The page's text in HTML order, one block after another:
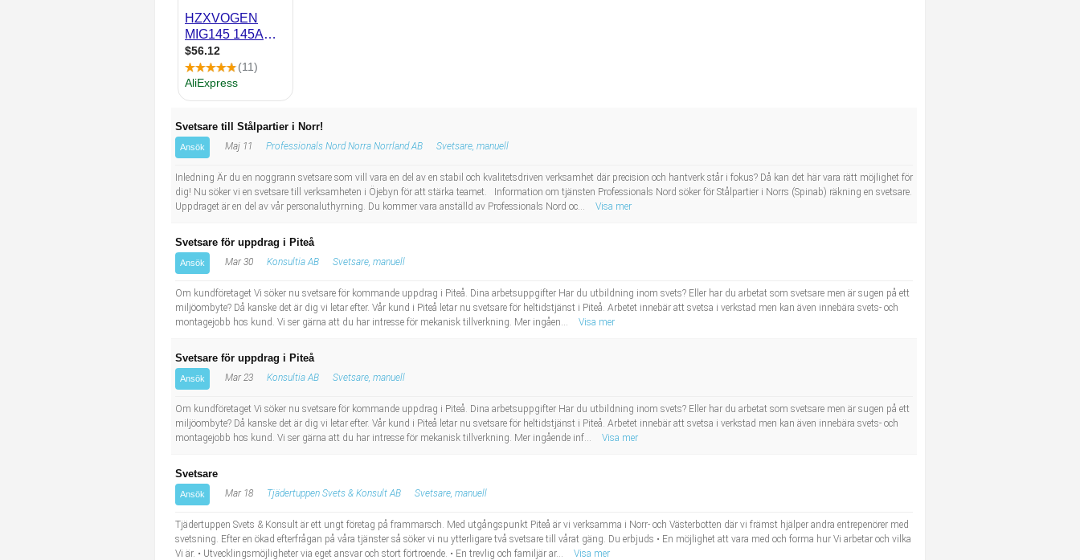
Installation, drift, underhåll
Kropps- och skönhetsvård
Naturvetenskapligt arbete
Sanering och renhållning
Behandlingsassistent/Socialpedagog
Tidningsbud/Tidningsdistributör
Lärare i fritidshem/Fritidspedagog
Taxiförare/Taxichaufför
Läkarsekreterare/Vårdadmin/Medicinsk sekreterare
Informatör/Kommunikatör
Sjuksköterska, grundutbildad
Undersköterska, vård- o specialavd. o mottagning
Svetsare till Stålpartier i Norr!
Ansök Maj 11 Professionals Nord Norra Norrland AB Svetsare, manuell
Inledning Är du en noggrann svetsare som vill vara en del av en stabil och kvalitetsdriven verksamhet där precision och hantverk står i fokus? Då kan det här vara rätt möjlighet för
dig! Nu söker vi en svetsare till verksamheten i Öjebyn för att stärka teamet. Information om tjänsten Professionals Nord söker för Stålpartier i Norrs (Spinab) räkning en svetsare.
Uppdraget är en del av vår personaluthyrning. Du kommer vara anställd av Professionals Nord oc...
Visa mer
Svetsare för uppdrag i Piteå
Ansök Mar 30 Konsultia AB Svetsare, manuell
Om kundföretaget Vi söker nu svetsare för kommande uppdrag i Piteå. Dina arbetsuppgifter Har du utbildning inom svets? Eller har du arbetat som svetsare men är sugen på ett
miljöombyte? Då kanske det är dig vi letar efter. Vår kund i Piteå letar nu svetsare för heltidstjänst i Piteå. Arbetet innebär att svetsa i verkstad men kan även innebära svets- och
montagejobb hos kund. Vi ser gärna att du har intresse för mekanisk tillverkning. Mer ingåen...
Visa mer
Svetsare för uppdrag i Piteå
Ansök Mar 23 Konsultia AB Svetsare, manuell
Om kundföretaget Vi söker nu svetsare för kommande uppdrag i Piteå. Dina arbetsuppgifter Har du utbildning inom svets? Eller har du arbetat som svetsare men är sugen på ett
miljöombyte? Då kanske det är dig vi letar efter. Vår kund i Piteå letar nu svetsare för heltidstjänst i Piteå. Arbetet innebär att svetsa i verkstad men kan även innebära svets- och
montagejobb hos kund. Vi ser gärna att du har intresse för mekanisk tillverkning. Mer ingående inf...
Visa mer
Svetsare
Ansök Mar 18 Tjädertuppen Svets & Konsult AB Svetsare, manuell
Tjädertuppen Svets & Konsult är ett ungt företag på frammarsch. Med utgångspunkt Piteå är vi verksamma i Norr- och Västerbotten där vi främst hjälper andra entrepenörer med
svetsning. Efter en ökad efterfrågan på våra tjänster så söker vi nu ytterligare två svetsare till vårat gäng. Du erbjuds • En möjlighet att vara med och forma hur Vi arbetar och vilka
Vi är. • Utvecklingsmöjligheter via eget ansvar och stort förtroende. • En trevlig och familjär ar...
Visa mer